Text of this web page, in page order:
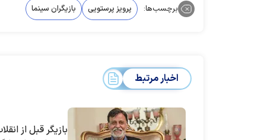
برچسب‌ها: پرویز پرستویی بازیگران سینما
اخبار مرتبط
بازیگر قبل از